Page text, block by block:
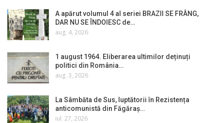
A apărut volumul 4 al seriei BRAZII SE FRÂNG,
DAR NU SE ÎNDOIESC de…
aug. 4, 2026
1 august 1964. Eliberarea ultimilor deținuți
politici din România…
aug. 3, 2026
La Sâmbăta de Sus, luptătorii în Rezistența
anticomunistă din Făgăraș…
iul. 27, 2026